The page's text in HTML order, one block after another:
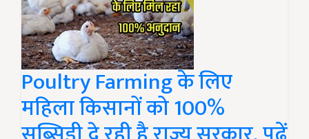
Poultry Farming के लिए
महिला किसानों को 100%